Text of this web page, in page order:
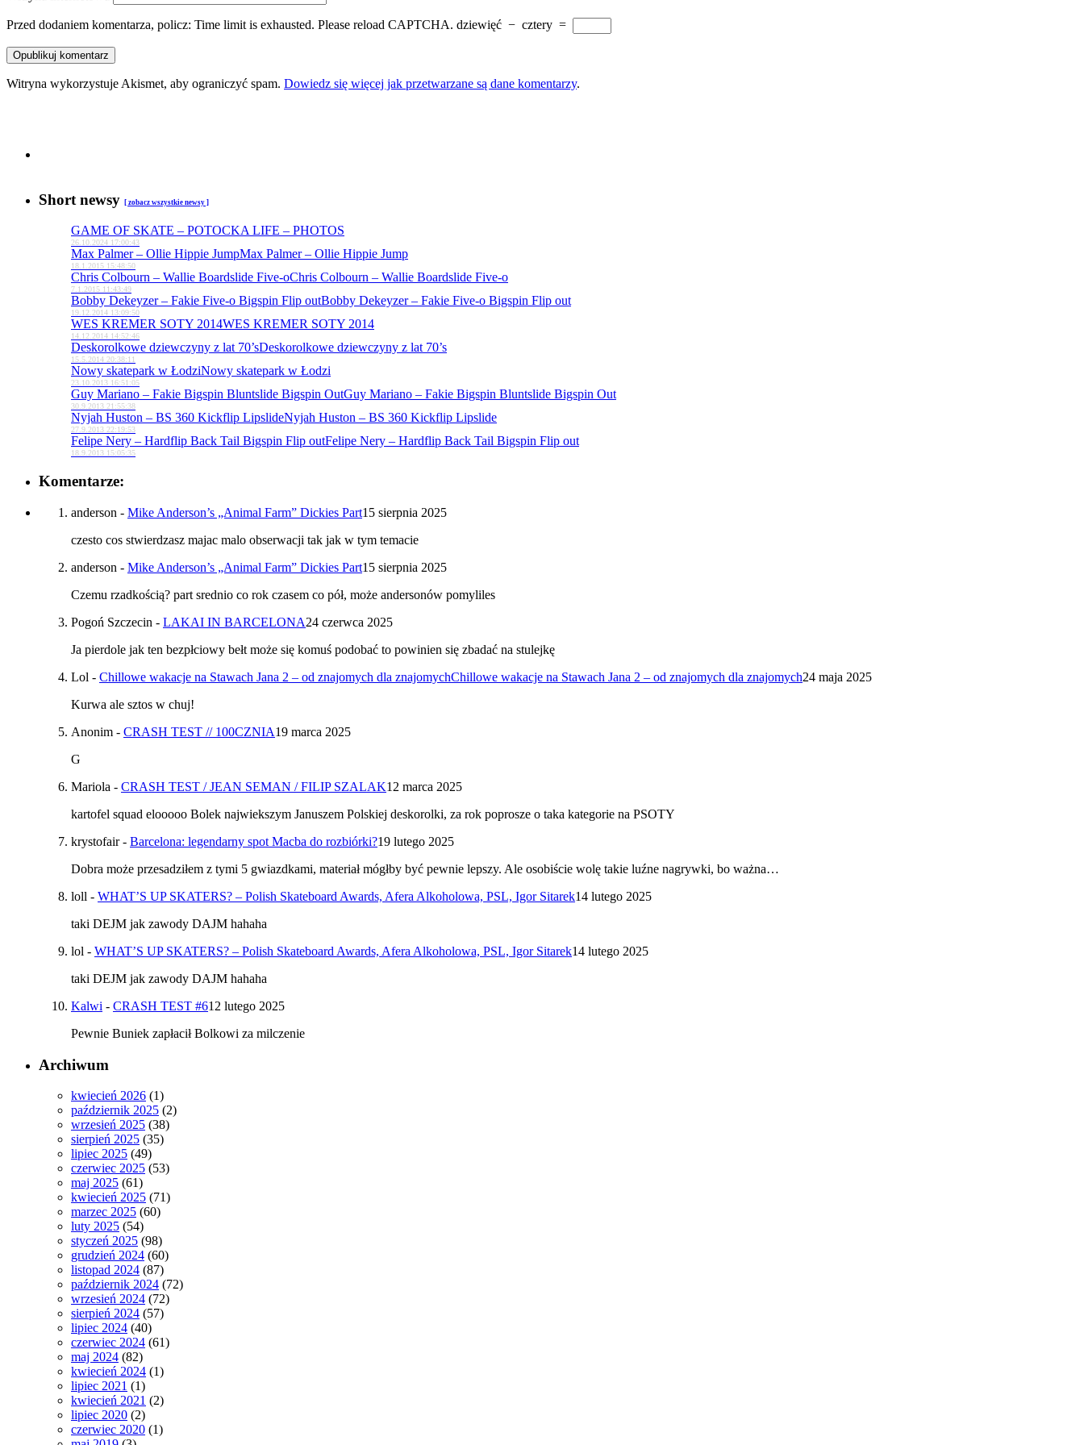
Przed dodaniem komentarza, policz: Time limit is exhausted. Please reload CAPTCHA. dziewięć − cztery =
Witryna wykorzystuje Akismet, aby ograniczyć spam. Dowiedz się więcej jak przetwarzane są dane komentarzy.
Short newsy [ zobacz wszystkie newsy ]
GAME OF SKATE – POTOCKA LIFE – PHOTOS
26.10.2024 17:00:43
Max Palmer – Ollie Hippie JumpMax Palmer – Ollie Hippie Jump
18.1.2015 15:48:50
Chris Colbourn – Wallie Boardslide Five-oChris Colbourn – Wallie Boardslide Five-o
7.1.2015 11:43:49
Bobby Dekeyzer – Fakie Five-o Bigspin Flip outBobby Dekeyzer – Fakie Five-o Bigspin Flip out
19.12.2014 13:09:50
WES KREMER SOTY 2014WES KREMER SOTY 2014
14.12.2014 14:52:46
Deskorolkowe dziewczyny z lat 70’sDeskorolkowe dziewczyny z lat 70’s
15.5.2014 20:38:11
Nowy skatepark w ŁodziNowy skatepark w Łodzi
23.10.2013 16:51:05
Guy Mariano – Fakie Bigspin Bluntslide Bigspin OutGuy Mariano – Fakie Bigspin Bluntslide Bigspin Out
30.9.2013 21:55:38
Nyjah Huston – BS 360 Kickflip LipslideNyjah Huston – BS 360 Kickflip Lipslide
27.9.2013 22:19:53
Felipe Nery – Hardflip Back Tail Bigspin Flip outFelipe Nery – Hardflip Back Tail Bigspin Flip out
18.9.2013 15:05:35
Komentarze:
anderson - Mike Anderson’s „Animal Farm” Dickies Part15 sierpnia 2025
czesto cos stwierdzasz majac malo obserwacji tak jak w tym temacie
anderson - Mike Anderson’s „Animal Farm” Dickies Part15 sierpnia 2025
Czemu rzadkością? part srednio co rok czasem co pół, może andersonów pomyliles
Pogoń Szczecin - LAKAI IN BARCELONA24 czerwca 2025
Ja pierdole jak ten bezpłciowy bełt może się komuś podobać to powinien się zbadać na stulejkę
Lol - Chillowe wakacje na Stawach Jana 2 – od znajomych dla znajomychChillowe wakacje na Stawach Jana 2 – od znajomych dla znajomych24 maja 2025
Kurwa ale sztos w chuj!
Anonim - CRASH TEST // 100CZNIA19 marca 2025
G
Mariola - CRASH TEST / JEAN SEMAN / FILIP SZALAK12 marca 2025
kartofel squad elooooo Bolek najwiekszym Januszem Polskiej deskorolki, za rok poprosze o taka kategorie na PSOTY
krystofair- Barcelona: legendarny spot Macba do rozbiórki?19 lutego 2025
Dobra może przesadziłem z tymi 5 gwiazdkami, materiał mógłby być pewnie lepszy. Ale osobiście wolę takie luźne nagrywki, bo ważna…
loll - WHAT’S UP SKATERS? – Polish Skateboard Awards, Afera Alkoholowa, PSL, Igor Sitarek14 lutego 2025
taki DEJM jak zawody DAJM hahaha
lol - WHAT’S UP SKATERS? – Polish Skateboard Awards, Afera Alkoholowa, PSL, Igor Sitarek14 lutego 2025
taki DEJM jak zawody DAJM hahaha
Kalwi - CRASH TEST #612 lutego 2025
Pewnie Buniek zapłacił Bolkowi za milczenie
Archiwum
kwiecień 2026 (1)
październik 2025 (2)
wrzesień 2025 (38)
sierpień 2025 (35)
lipiec 2025 (49)
czerwiec 2025 (53)
maj 2025 (61)
kwiecień 2025 (71)
marzec 2025 (60)
luty 2025 (54)
styczeń 2025 (98)
grudzień 2024 (60)
listopad 2024 (87)
październik 2024 (72)
wrzesień 2024 (72)
sierpień 2024 (57)
lipiec 2024 (40)
czerwiec 2024 (61)
maj 2024 (82)
kwiecień 2024 (1)
lipiec 2021 (1)
kwiecień 2021 (2)
lipiec 2020 (2)
czerwiec 2020 (1)